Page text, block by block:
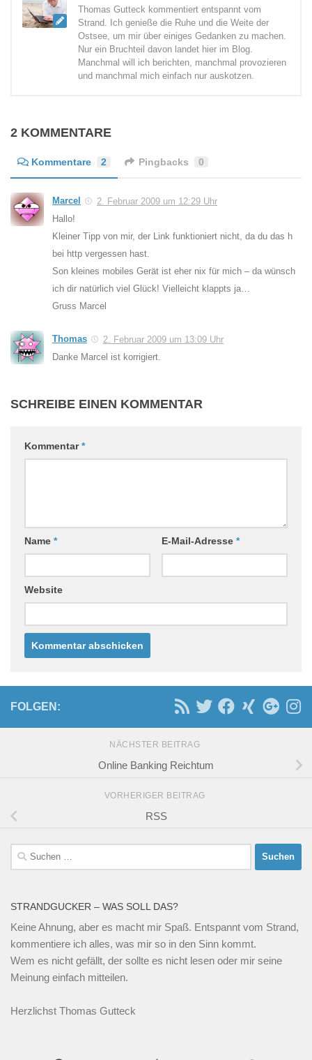
Thomas Gutteck kommentiert entspannt vom
Strand. Ich genieße die Ruhe und die Weite der
Ostsee, um mir über einiges Gedanken zu machen.
Nur ein Bruchteil davon landet hier im Blog.
Manchmal will ich berichten, manchmal provozieren
und manchmal mich einfach nur auskotzen.
2 KOMMENTARE
Kommentare 2 Pingbacks 0
Marcel
2. Februar 2009 um 12:29 Uhr
Hallo!
Kleiner Tipp von mir, der Link funktioniert nicht, da du das h
bei http vergessen hast.
Son kleines mobiles Gerät ist eher nix für mich – da wünsch
ich dir natürlich viel Glück! Vielleicht klappts ja…
Gruss Marcel
Thomas
2. Februar 2009 um 13:09 Uhr
Danke Marcel ist korrigiert.
SCHREIBE EINEN KOMMENTAR
Kommentar*
Name * E-Mail-Adresse *
Website
FOLGEN:
NÄCHSTER BEITRAG
Online Banking Reichtum
VORHERIGER BEITRAG
RSS
Suchen
nach:
STRANDGUCKER – WAS SOLL DAS?
Keine Ahnung, aber es macht mir Spaß. Entspannt vom Strand,
kommentiere ich alles, was mir so in den Sinn kommt.
Wem es nicht gefällt, der sollte es nicht lesen oder mir seine
Meinung einfach mitteilen.
Herzlichst Thomas Gutteck